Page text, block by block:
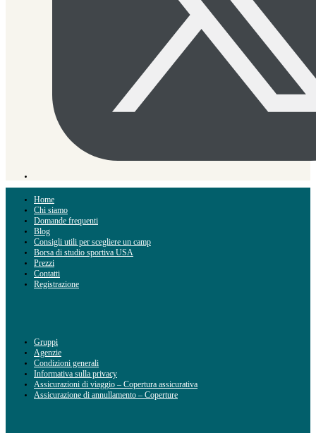
Home
Chi siamo
Domande frequenti
Blog
Consigli utili per scegliere un camp
Borsa di studio sportiva USA
Prezzi
Contatti
Registrazione
Gruppi
Agenzie
Condizioni generali
Informativa sulla privacy
Assicurazioni di viaggio – Copertura assicurativa
Assicurazione di annullamento – Coperture